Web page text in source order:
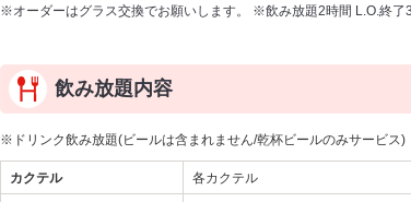
※オーダーはグラス交換でお願いします。 ※飲み放題2時間 L.O.終了
飲み放題内容
※ドリンク飲み放題(ビールは含まれません/乾杯ビールのみサービス)
カクテル 各カクテル